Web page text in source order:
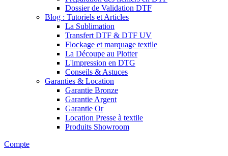
Dossier de Validation DTF
Blog : Tutoriels et Articles
La Sublimation
Transfert DTF & DTF UV
Flockage et marquage textile
La Découpe au Plotter
L'impression en DTG
Conseils & Astuces
Garanties & Location
Garantie Bronze
Garantie Argent
Garantie Or
Location Presse à textile
Produits Showroom
Compte